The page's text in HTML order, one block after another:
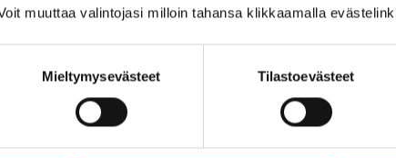
muuttaa valintojasi milloin tahansa klikkaamalla
Mieltymysevästeet Tilastoevästeet
tunnusmerkkinä voidaan pitää
kohtaa kammioita. Hyvänlaatuisiakin
joka toinen tai joka kolmas lyönti voi olla
parhaiten tuntee, on